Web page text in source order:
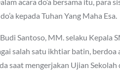
kepada Tuhan Yang Maha Esa.
Santoso, MM. selaku Kepala
salah satu ikhtiar batin,
saat mengerjakan Ujian